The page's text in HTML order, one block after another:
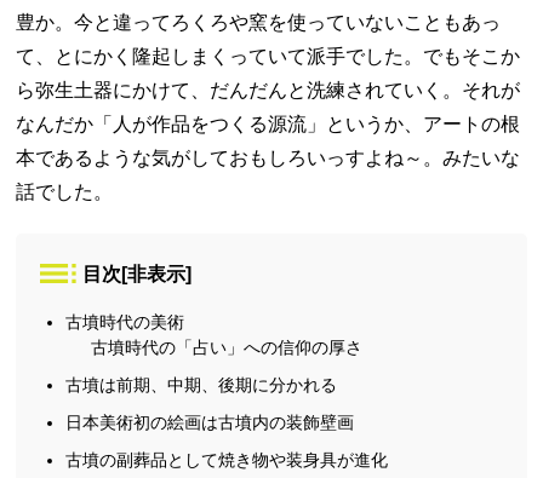
豊か。今と違ってろくろや窯を使っていないこともあっ
て、とにかく隆起しまくっていて派手でした。でもそこか
ら弥生土器にかけて、だんだんと洗練されていく。それが
なんだか「人が作品をつくる源流」というか、アートの根
本であるような気がしておもしろいっすよね～。みたいな
話でした。
目次 [非表示]
古墳時代の美術
古墳時代の「占い」への信仰の厚さ
古墳は前期、中期、後期に分かれる
日本美術初の絵画は古墳内の装飾壁画
古墳の副葬品として焼き物や装身具が進化